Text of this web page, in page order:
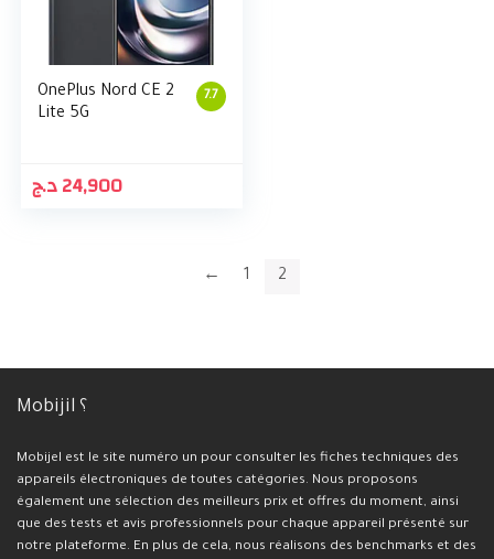
7.7
OnePlus Nord CE 2
Lite 5G
24,900د.ج
← 1 2
Mobijil ؟
Mobijel est le site numéro un pour consulter les fiches techniques des
appareils électroniques de toutes catégories. Nous proposons
également une sélection des meilleurs prix et offres du moment, ainsi
que des tests et avis professionnels pour chaque appareil présenté sur
notre plateforme. En plus de cela, nous réalisons des benchmarks et des